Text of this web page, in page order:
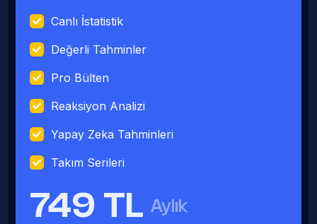
Canlı İstatistik
Değerli Tahminler
Pro Bülten
Reaksiyon Analizi
Yapay Zeka Tahminleri
Takım Serileri
749 TL Aylık